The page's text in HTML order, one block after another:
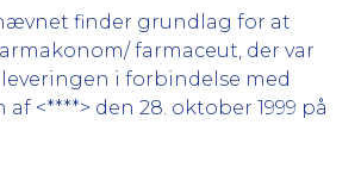
finder grundlag for at
farmaceut, der var
i forbindelse med
<****> den 28. oktober 1999 på